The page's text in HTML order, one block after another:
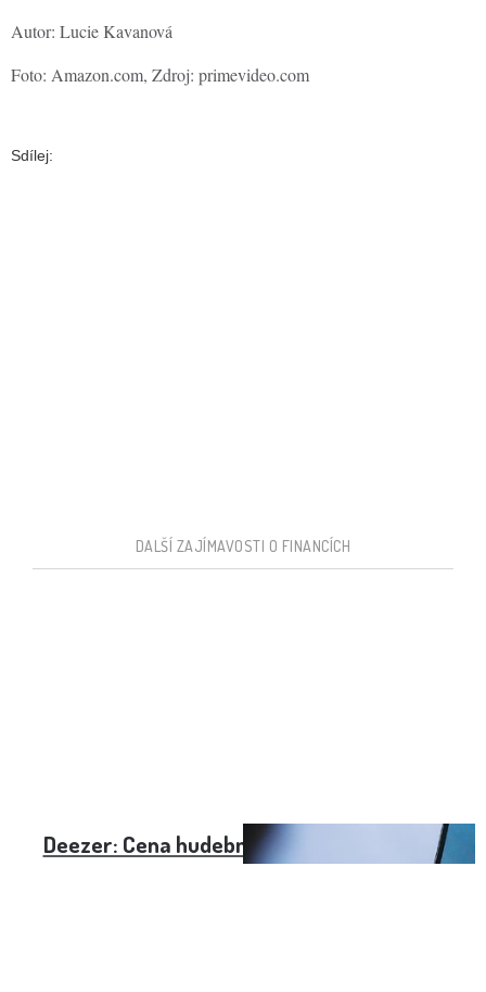
Autor: Lucie Kavanová
Foto: Amazon.com, Zdroj: primevideo.com
Sdílej:
DALŠÍ ZAJÍMAVOSTI O FINANCÍCH
Deezer: Cena hudební streamovací služby